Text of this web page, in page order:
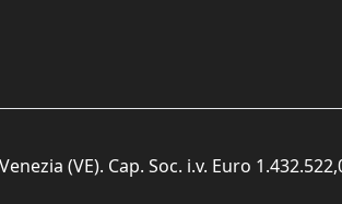
(VE). Cap. Soc. i.v. Euro